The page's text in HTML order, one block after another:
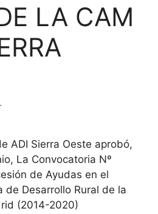
LA CAM
ADI Sierra Oeste aprobó,
La Convocatoria Nº
de Ayudas en el
de Desarrollo Rural de la
(2014-2020)